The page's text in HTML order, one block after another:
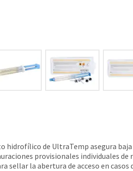
de UltraTemp asegura
provisionales individuales
sellar la abertura de acceso en